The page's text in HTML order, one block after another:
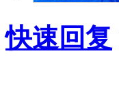
快速回复